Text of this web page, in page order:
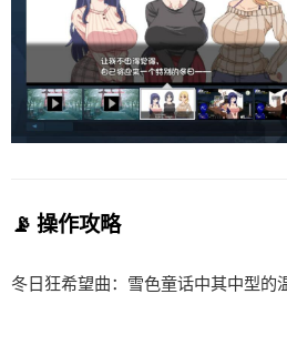
📡 操作攻略
冬日狂希望曲：雪色童话中其中型的